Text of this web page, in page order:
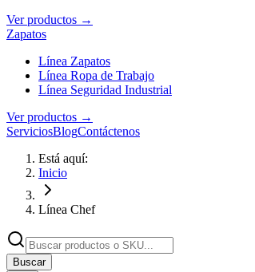
Ver productos →
Zapatos
Línea Zapatos
Línea Ropa de Trabajo
Línea Seguridad Industrial
Ver productos →
ServiciosBlogContáctenos
Está aquí:
Inicio
Línea Chef
Buscar